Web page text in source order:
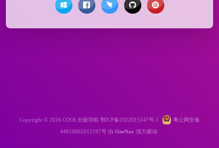
Copyright © 2026 COOL全能导航 鄂ICP备2022015147号-1
粤公网安备
44010602012197号 由 OneNav 强力驱动